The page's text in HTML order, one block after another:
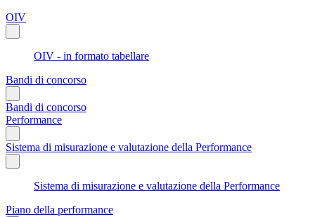
OIV
OIV - in formato tabellare
Bandi di concorso
Bandi di concorso
Performance
Sistema di misurazione e valutazione della Performance
Sistema di misurazione e valutazione della Performance
Piano della performance